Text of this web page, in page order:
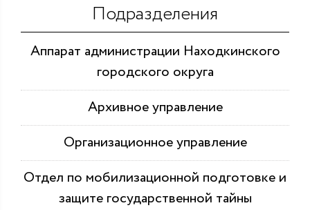
Подразделения
Аппарат администрации Находкинского
городского округа
Архивное управление
Организационное управление
Отдел по мобилизационной подготовке и
защите государственной тайны